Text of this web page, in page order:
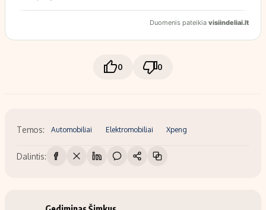
0 0
Temos: Automobiliai Elektromobiliai Xpeng
Dalintis: